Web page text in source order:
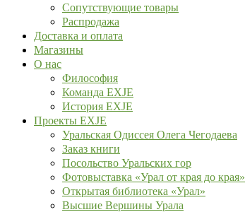
Сопутствующие товары
Распродажа
Доставка и оплата
Магазины
О нас
Философия
Команда EXJE
История EXJE
Проекты EXJE
Уральская Одиссея Олега Чегодаева
Заказ книги
Посольство Уральских гор
Фотовыставка «Урал от края до края»
Открытая библиотека «Урал»
Высшие Вершины Урала